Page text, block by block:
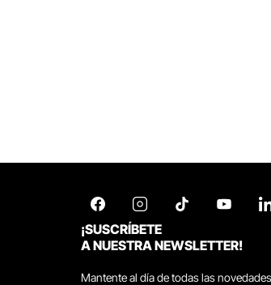
¡SUSCRÍBETE
A NUESTRA NEWSLETTER!
Mantente al día de todas las